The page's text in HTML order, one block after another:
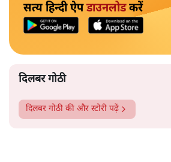
सत्य हिन्दी ऐपडाउनलोडकरें
दिलबर गोठी
दिलबर गोठी की और स्टोरी पढ़ें